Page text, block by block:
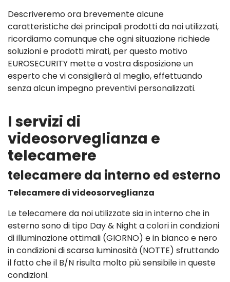
Descriveremo ora brevemente alcune
caratteristiche dei principali prodotti da noi utilizzati,
ricordiamo comunque che ogni situazione richiede
soluzioni e prodotti mirati, per questo motivo
EUROSECURITY mette a vostra disposizione un
esperto che vi consiglierà al meglio, effettuando
senza alcun impegno preventivi personalizzati.
I servizi di
videosorveglianza e
telecamere
telecamere da interno ed esterno
Telecamere di videosorveglianza
Le telecamere da noi utilizzate sia in interno che in
esterno sono di tipo Day & Night a colori in condizioni
di illuminazione ottimali (GIORNO) e in bianco e nero
in condizioni di scarsa luminosità (NOTTE) sfruttando
il fatto che il B/N risulta molto più sensibile in queste
condizioni.